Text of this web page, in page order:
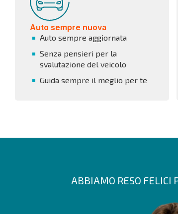
Auto sempre nuova
Auto sempre aggiornata
Senza pensieri per la
svalutazione del veicolo
Guida sempre il meglio per te
ABBIAMO RESO FELICI